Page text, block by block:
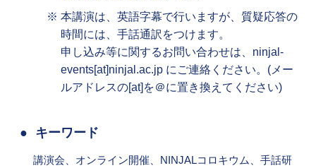
本講演は、英語字幕で行いますが、質疑応答の
時間には、手話通訳をつけます。
申し込み等に関するお問い合わせは、ninjal-
events[at]ninjal.ac.jp にご連絡ください。(メー
ルアドレスの[at]を＠に置き換えてください)
キーワード
講演会、オンライン開催、NINJALコロキウム、手話研